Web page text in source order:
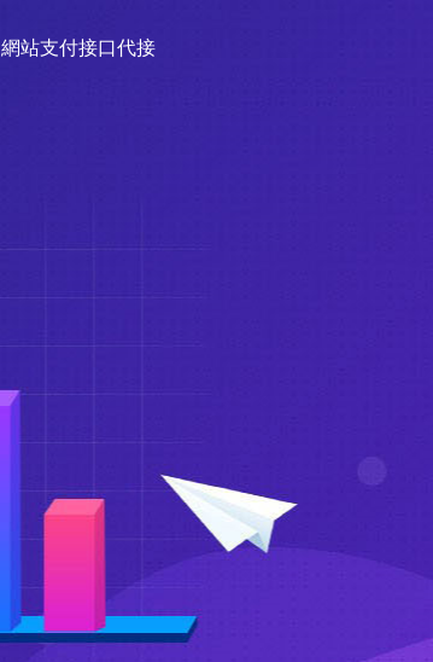
網站支付接口代接